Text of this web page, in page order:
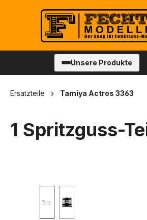
Zur Hauptnavigation
Unsere Produkte
Ersatzteile Tamiya Actros 3363
1 Spritzguss-